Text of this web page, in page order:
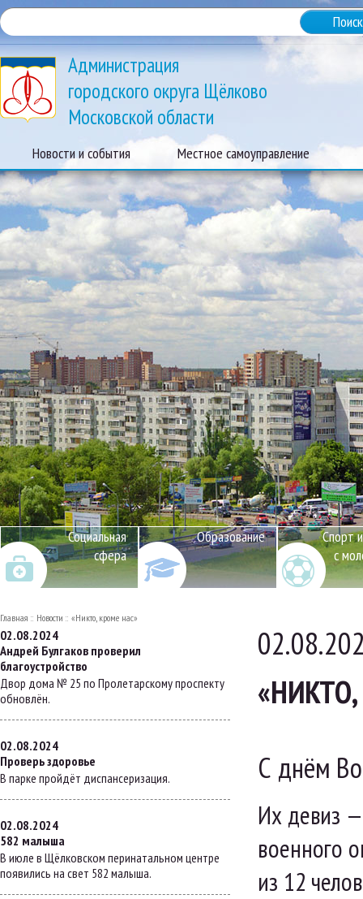
Администрация
городского округа Щёлково
Московской области
Новости и события Местное самоуправление
Социальная
сфера
Образование
Спорт
с
Главная Новости «Никто, кроме нас»
02.08.2024
Андрей Булгаков проверил
благоустройство
Двор дома № 25 по Пролетарскому проспекту
обновлён.
02.08.2024
Проверь здоровье
В парке пройдёт диспансеризация.
02.08.2024
582 малыша
В июле в Щёлковском перинатальном центре
появились на свет 582 малыша.
С днём
Их девиз
военного
из 12